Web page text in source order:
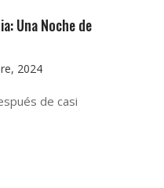
Una Noche de
2024
de casi